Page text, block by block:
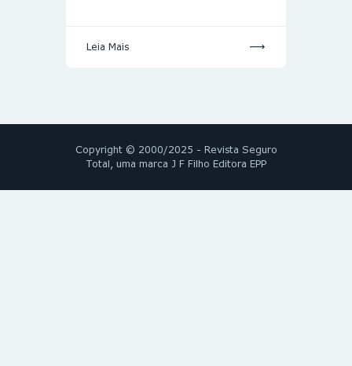
Leia Mais
Copyright © 2000/2025 - Revista Seguro
Total, uma marca J F Filho Editora EPP